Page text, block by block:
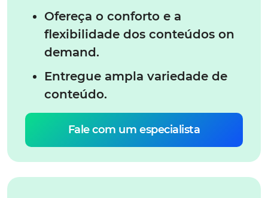
Ofereça o conforto e a
flexibilidade dos conteúdos on
demand.
Entregue ampla variedade de
conteúdo.
Fale com um especialista